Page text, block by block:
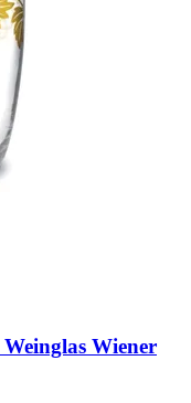
Weinglas Wiener